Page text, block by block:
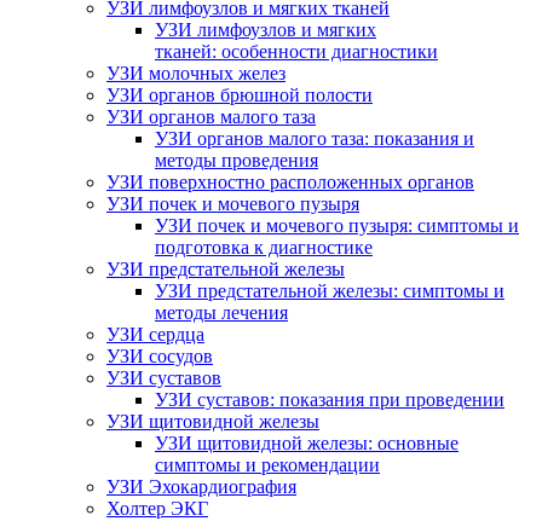
УЗИ лимфоузлов и мягких тканей
УЗИ лимфоузлов и мягких
тканей: особенности диагностики
УЗИ молочных желез
УЗИ органов брюшной полости
УЗИ органов малого таза
УЗИ органов малого таза: показания и
методы проведения
УЗИ поверхностно расположенных органов
УЗИ почек и мочевого пузыря
УЗИ почек и мочевого пузыря: симптомы и
подготовка к диагностике
УЗИ предстательной железы
УЗИ предстательной железы: симптомы и
методы лечения
УЗИ сердца
УЗИ сосудов
УЗИ суставов
УЗИ суставов: показания при проведении
УЗИ щитовидной железы
УЗИ щитовидной железы: основные
симптомы и рекомендации
УЗИ Эхокардиография
Холтер ЭКГ